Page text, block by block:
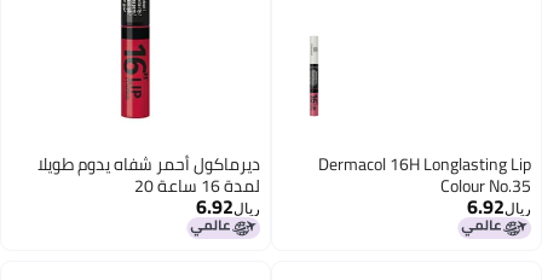
Dermacol 16H Longlasting Lip
Colour No.35
ريال6.92
ديرماكول أحمر شفاه يدوم طويلا
لمدة 16 ساعة 20
ريال6.92